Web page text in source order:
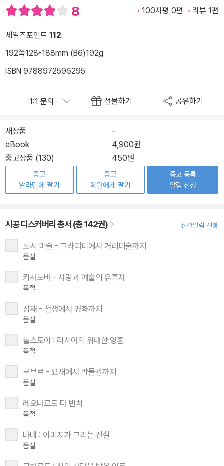
8 100자평 0편 리뷰 1편
세일즈포인트 112
192쪽128*188mm (B6)192g
ISBN 9788972596295
선물하기 공유하기
새상품
-
eBook
4,900원
중고상품 (130)
450원
중고
알라딘에 팔기
중고
회원에게 팔기
중고 등록
알림 신청
시공 디스커버리 총서 (총 142권) 신간알림 신청
도시 미술 - 그라피티에서 거리미술까지
품절
카사노바 - 사랑과 예술의 유혹자
품절
성채 - 전쟁에서 평화까지
품절
톨스토이 : 러시아의 위대한 영혼
품절
루브르 - 요새에서 박물관까지
품절
레오나르도 다 빈치
품절
마네 : 이미지가 그리는 진실
품절